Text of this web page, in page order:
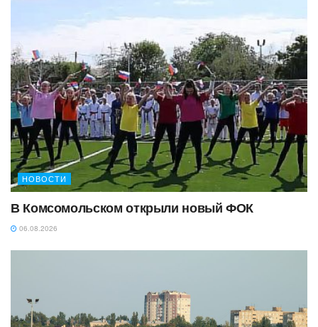
НОВОСТИ
В Комсомольском открыли новый ФОК
06.08.2026